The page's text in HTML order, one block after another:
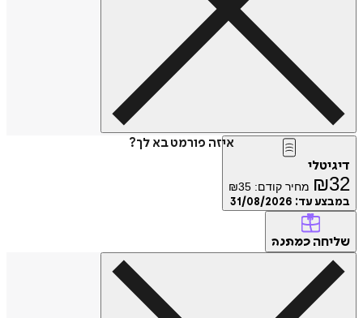
איזה פורמט בא לך?
דיגיטלי
₪32 מחיר קודם: ₪35
במבצע עד: 31/08/2026
שליחה כמתנה